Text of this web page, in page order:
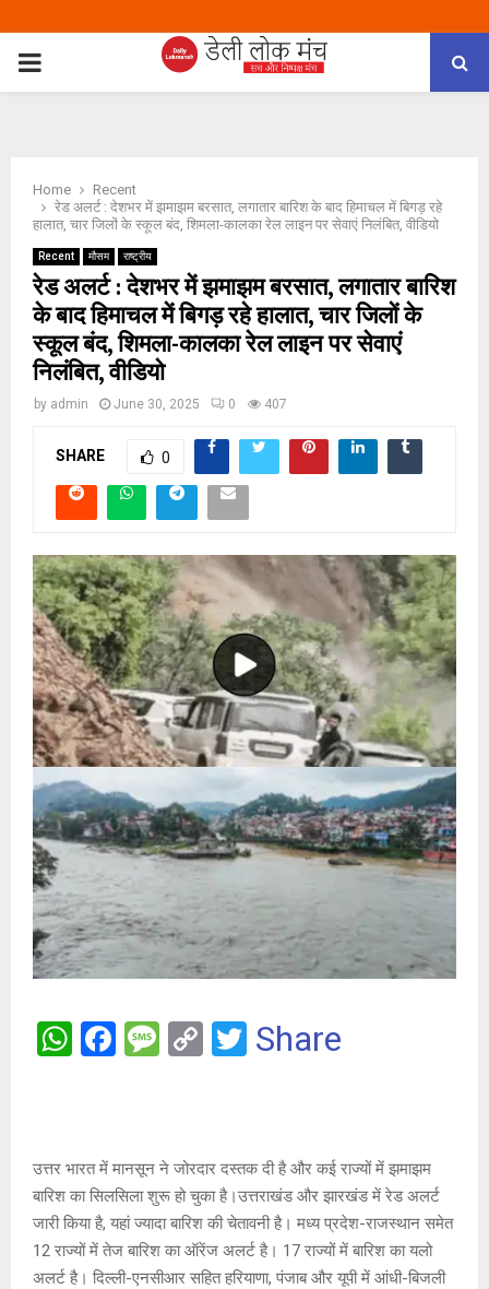
PRIMARY
Home
Recent
रेड अलर्ट : देशभर में झमाझम बरसात, लगातार बारिश के बाद हिमाचल में बिगड़ रहे
हालात, चार जिलों के स्कूल बंद, शिमला-कालका रेल लाइन पर सेवाएं निलंबित, वीडियो
Recent मौसम राष्ट्रीय
रेड अलर्ट : देशभर में झमाझम बरसात, लगातार बारिश
के बाद हिमाचल में बिगड़ रहे हालात, चार जिलों के
स्कूल बंद, शिमला-कालका रेल लाइन पर सेवाएं
निलंबित, वीडियो
by admin June 30, 2025 0 407
SHARE 0
W
A
p
p
F
o
o
k
M
g
e
C
n
k
T
Share
उत्तर भारत में मानसून ने जोरदार दस्तक दी है और कई राज्यों में झमाझम
बारिश का सिलसिला शुरू हो चुका है।उत्तराखंड और झारखंड में रेड अलर्ट
जारी किया है, यहां ज्यादा बारिश की चेतावनी है। मध्य प्रदेश-राजस्थान समेत
12 राज्यों में तेज बारिश का ऑरेंज अलर्ट है। 17 राज्यों में बारिश का यलो
अलर्ट है। दिल्ली-एनसीआर सहित हरियाणा, पंजाब और यूपी में आंधी-बिजली